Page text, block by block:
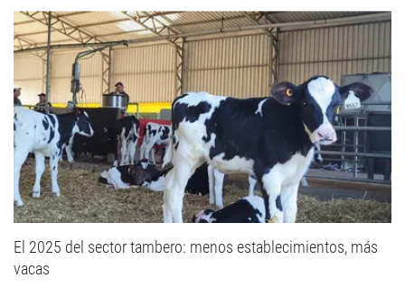
El 2025 del sector tambero: menos establecimientos, más
vacas